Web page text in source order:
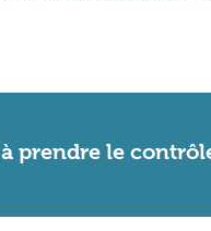
prendre le